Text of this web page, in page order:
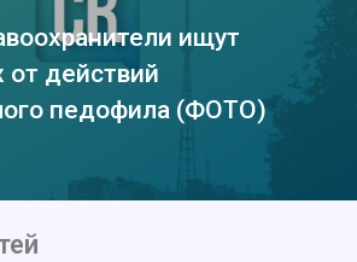
ищут
от действий
педофила (ФОТО)